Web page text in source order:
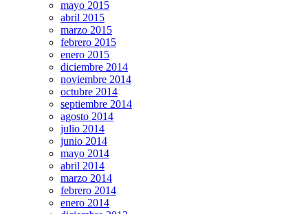
mayo 2015
abril 2015
marzo 2015
febrero 2015
enero 2015
diciembre 2014
noviembre 2014
octubre 2014
septiembre 2014
agosto 2014
julio 2014
junio 2014
mayo 2014
abril 2014
marzo 2014
febrero 2014
enero 2014